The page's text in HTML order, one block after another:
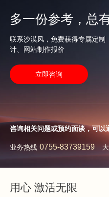
多一份参考，总
联系沙漠风，免费获得专属定
计、网站制作报价
立即咨询
咨询相关问题或预约面谈，可以
业务热线 0755-83739159
用心 激活无限